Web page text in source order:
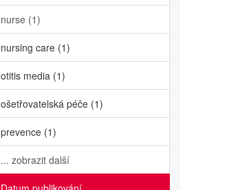
nurse (1)
nursing care (1)
otitis media (1)
ošetřovatelská péče (1)
prevence (1)
... zobrazit další